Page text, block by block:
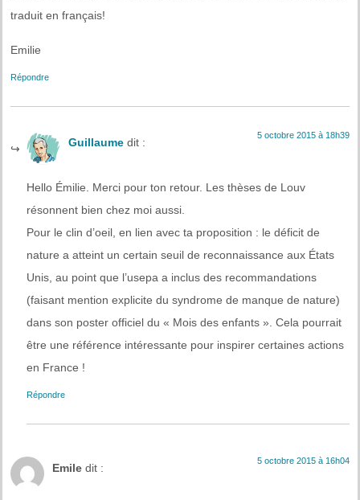
traduit en français!
Emilie
Répondre
Guillaume dit :
5 octobre 2015 à 18h39
Hello Émilie. Merci pour ton retour. Les thèses de Louv
résonnent bien chez moi aussi.
Pour le clin d’oeil, en lien avec ta proposition : le déficit de
nature a atteint un certain seuil de reconnaissance aux États
Unis, au point que l’usepa a inclus des recommandations
(faisant mention explicite du syndrome de manque de nature)
dans son poster officiel du « Mois des enfants ». Cela pourrait
être une référence intéressante pour inspirer certaines actions
en France !
Répondre
Emile dit :
5 octobre 2015 à 16h04